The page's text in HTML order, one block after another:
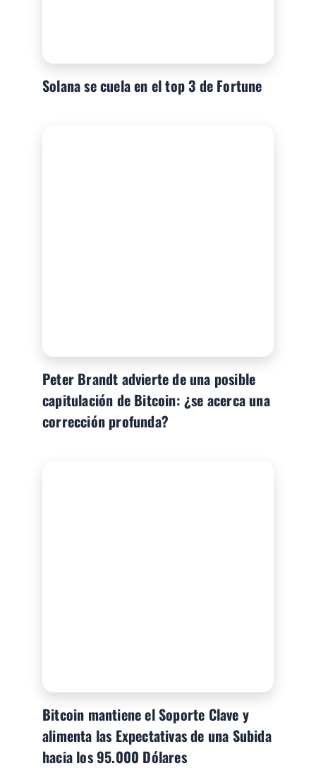
Solana se cuela en el top 3 de Fortune
Peter Brandt advierte de una posible
capitulación de Bitcoin: ¿se acerca una
corrección profunda?
Bitcoin mantiene el Soporte Clave y
alimenta las Expectativas de una Subida
hacia los 95.000 Dólares